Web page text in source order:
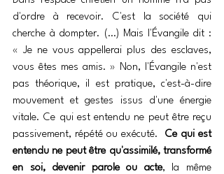
d'ordre à recevoir. C'est la société qui
cherche à dompter. (…) Mais l'Évangile dit :
« Je ne vous appellerai plus des esclaves,
vous êtes mes amis. » Non, l'Évangile n'est
pas théorique, il est pratique, c'est-à-dire
mouvement et gestes issus d'une énergie
vitale. Ce qui est entendu ne peut être reçu
passivement, répété ou exécuté. Ce qui est
entendu ne peut être qu'assimilé, transformé
en soi, devenir parole ou acte, la même